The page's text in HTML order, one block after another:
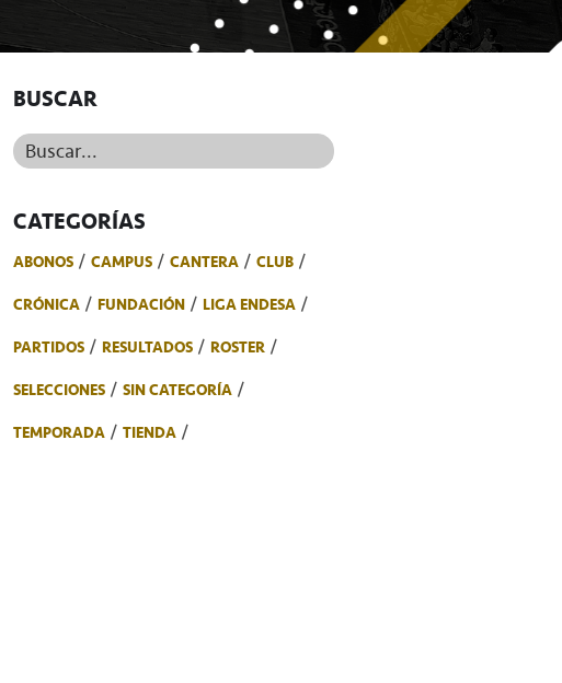
BUSCAR
Buscar...
CATEGORÍAS
ABONOS CAMPUS CANTERA
CLUB
CRÓNICA
FUNDACIÓN
LIGA ENDESA
PARTIDOS
RESULTADOS
ROSTER
SELECCIONES
SIN CATEGORÍA
TEMPORADA
TIENDA